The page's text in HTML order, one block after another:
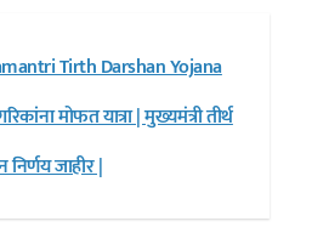
Tirth Darshan Yojana
मोफत यात्रा | मुख्यमंत्री तीर्थ
जाहीर |